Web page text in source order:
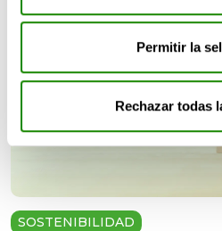
Permitir la
Rechazar todas
SOSTENIBILIDAD